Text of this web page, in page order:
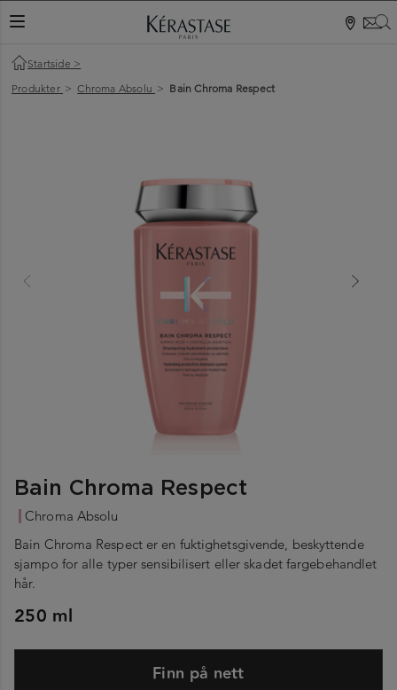
VEKSLINGSNAVIGASJON
Startside >
Produkter > Chroma Absolu > Bain Chroma Respect
Bain Chroma Respect
Chroma Absolu
Bain Chroma Respect er en fuktighetsgivende, beskyttende
sjampo for alle typer sensibilisert eller skadet fargebehandlet
hår.
250 ml
Finn på nett